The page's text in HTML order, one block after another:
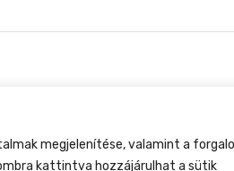
megjelenítése, valamint a
kattintva hozzájárulhat a sütik
2026. augusztus 27-